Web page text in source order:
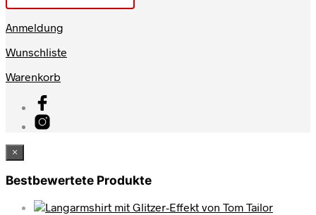
Anmeldung
Wunschliste
Warenkorb
×
Bestbewertete Produkte